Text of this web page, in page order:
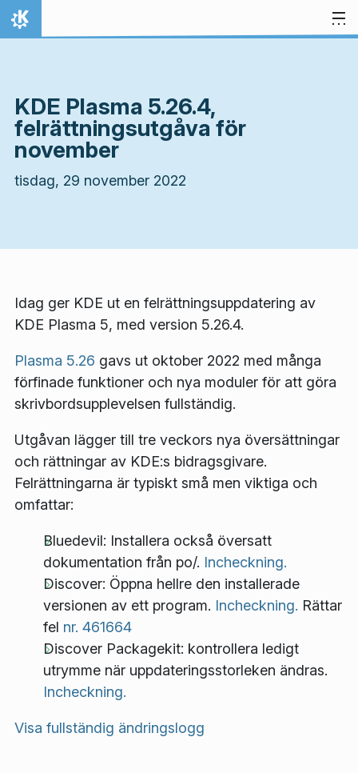
Gå till innehåll
Hem
KDE Plasma 5.26.4,
felrättningsutgåva för
november
tisdag, 29 november 2022
Idag ger KDE ut en felrättningsuppdatering av
KDE Plasma 5, med version 5.26.4.
Plasma 5.26 gavs ut oktober 2022 med många
förfinade funktioner och nya moduler för att göra
skrivbordsupplevelsen fullständig.
Utgåvan lägger till tre veckors nya översättningar
och rättningar av KDE:s bidragsgivare.
Felrättningarna är typiskt små men viktiga och
omfattar:
Bluedevil: Installera också översatt
dokumentation från po/. Incheckning.
Discover: Öppna hellre den installerade
versionen av ett program. Incheckning. Rättar
fel nr. 461664
Discover Packagekit: kontrollera ledigt
utrymme när uppdateringsstorleken ändras.
Incheckning.
Visa fullständig ändringslogg